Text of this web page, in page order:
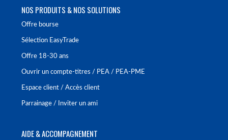
NOS PRODUITS & NOS SOLUTIONS
Offre bourse
Sélection EasyTrade
Offre 18-30 ans
Ouvrir un compte-titres / PEA / PEA-PME
Espace client / Accès client
Parrainage / Inviter un ami
AIDE & ACCOMPAGNEMENT